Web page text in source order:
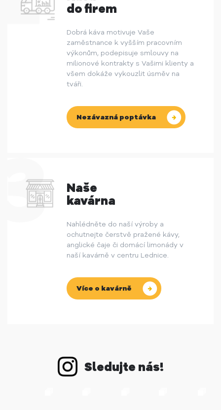
do firem
Dobrá káva motivuje Vaše
zaměstnance k vyšším pracovním
výkonům, podepisuje smlouvy na
milionové kontrakty s Vašimi klienty a
všem dokáže vykouzlit úsměv na
tváři.
Nezávazná poptávka
Naše
kavárna
Nahlédněte do naší výroby a
ochutnejte čerstvě pražené kávy,
anglické čaje či domácí limonády v
naší kavárně v centru Lednice.
Více o kavárně
Sledujte nás!